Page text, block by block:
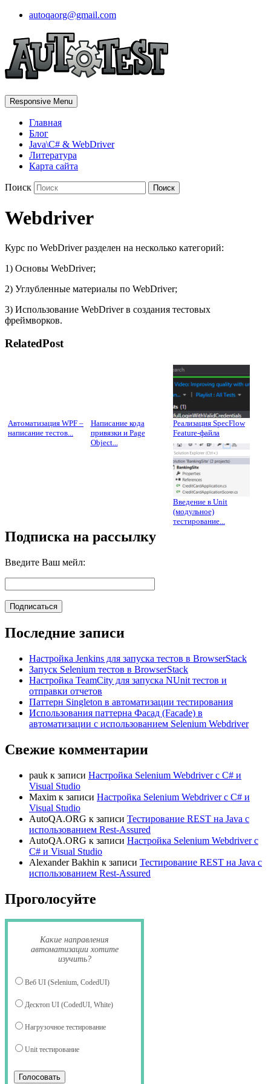
autoqaorg@gmail.com
Responsive Menu
Главная
Блог
Java\C# & WebDriver
Литература
Карта сайта
Поиск
Webdriver
Курс по WebDriver разделен на несколько категорий:
1) Основы WebDriver;
2) Углубленные материалы по WebDriver;
3) Использование WebDriver в создания тестовых
фреймворков.
RelatedPost
Автоматизация WPF –
написание тестов...
Написание кода
привязки и Page
Object...
Реализация SpecFlow
Feature-файла
Введение в Unit
(модульное)
тестирование...
Подписка на рассылку
Введите Ваш мейл:
Последние записи
Настройка Jenkins для запуска тестов в BrowserStack
Запуск Selenium тестов в BrowserStack
Настройка TeamCity для запуска NUnit тестов и
отправки отчетов
Паттерн Singleton в автоматизации тестирования
Использования паттерна Фасад (Facade) в
автоматизации с использованием Selenium Webdriver
Свежие комментарии
pauk к записи Настройка Selenium Webdriver с C# и
Visual Studio
Maxim к записи Настройка Selenium Webdriver с C# и
Visual Studio
AutoQA.ORG к записи Тестирование REST на Java c
использованием Rest-Assured
AutoQA.ORG к записи Настройка Selenium Webdriver с
C# и Visual Studio
Alexander Bakhin к записи Тестирование REST на Java c
использованием Rest-Assured
Проголосуйте
Какие направления
автоматизации хотите
изучить?
Веб UI (Selenium, CodedUI)
Десктоп UI (CodedUI, White)
Нагрузочное тестирование
Unit тестирование
Голосовать